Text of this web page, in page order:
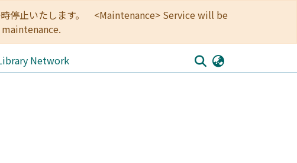
時停止いたします。 <Maintenance> Service will be
Network